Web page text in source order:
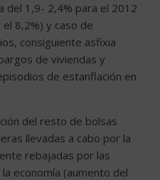
del 1,9- 2,4% para el 2012
8,2%) y caso de
consiguiente asfixia
de viviendas y
de estanflación en
del resto de bolsas
llevadas a cabo por la
rebajadas por las
economía (aumento del